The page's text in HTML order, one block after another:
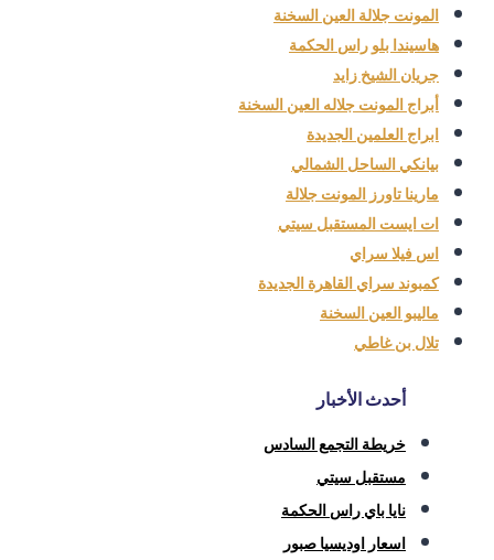
المونت جلالة العين السخنة
هاسيندا بلو راس الحكمة
جريان الشيخ زايد
أبراج المونت جلاله العين السخنة
ابراج العلمين الجديدة
بيانكي الساحل الشمالي
مارينا تاورز المونت جلالة
ات ايست المستقبل سيتي
اس فيلا سراي
كمبوند سراي القاهرة الجديدة
ماليبو العين السخنة
تلال بن غاطي
أحدث الأخبار
خريطة التجمع السادس
مستقبل سيتي
نايا باي راس الحكمة
اسعار اوديسيا صبور